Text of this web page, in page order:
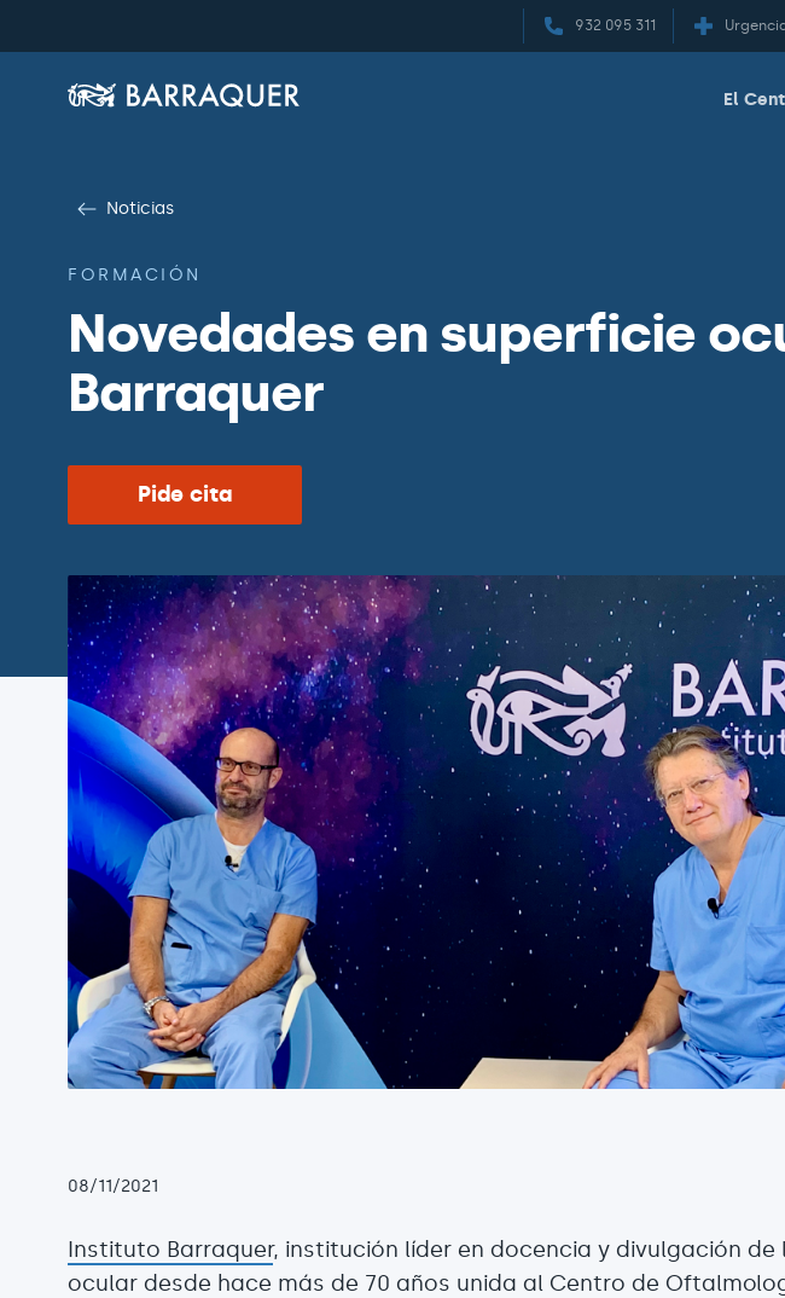
932 095 311
El
Noticias
FORMACIÓN
Novedades en superficie
Barraquer
Pide cita
08/11/2021
Instituto Barraquer, institución líder en docencia y divulgación de
ocular desde hace más de 70 años unida al Centro de